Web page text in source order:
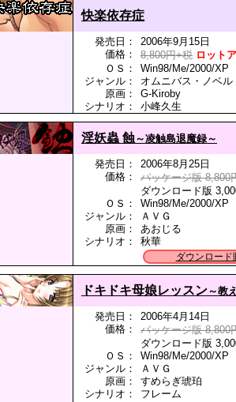
快楽依存症
発売日：
2006年9月15日
価格：
8,800円+税 ロット
ＯＳ：
Win98/Me/2000/XP
ジャンル：
オムニバス・ノベル
原画：
G-Kiroby
シナリオ：
小峰久生
淫妖蟲 蝕 ～凌触島退魔録～
発売日：
2006年8月25日
価格：
パッケージ版 8,800
ダウンロード版
ＯＳ：
Win98/Me/2000/XP
ジャンル：
ＡＶＧ
原画：
あおじる
シナリオ：
秋華
ダウンロード
ドキドキ母娘レッスン～教
発売日：
2006年4月14日
価格：
パッケージ版 8,800
ダウンロード版
ＯＳ：
Win98/Me/2000/XP
ジャンル：
ＡＶＧ
原画：
すめらぎ琥珀
シナリオ：
フレーム